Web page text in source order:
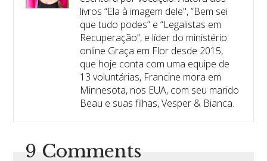
livros “Ela à imagem dele", “Bem sei
que tudo podes” e “Legalistas em
Recuperação”, e líder do ministério
online Graça em Flor desde 2015,
que hoje conta com uma equipe de
13 voluntárias, Francine mora em
Minnesota, nos EUA, com seu marido
Beau e suas filhas, Vesper & Bianca.
9 Comments